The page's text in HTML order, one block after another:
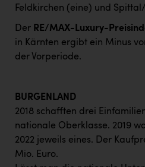
Feldkirchen (eine) und
Der RE/MAX-Luxury-
in Kärnten ergibt ein Minus
der Vorperiode.
BURGENLAND
2018 schafften drei
nationale Oberklasse. 2019
2022 jeweils eines. Der
Mio. Euro.